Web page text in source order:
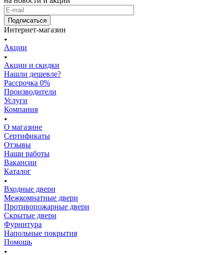
Подписаться
Интернет-магазин
Акции
Акции и скидки
Нашли дешевле?
Рассрочка 0%
Производители
Услуги
Компания
О магазине
Сертификаты
Отзывы
Наши работы
Вакансии
Каталог
Входные двери
Межкомнатные двери
Противопожарные двери
Скрытые двери
Фурнитура
Напольные покрытия
Помощь